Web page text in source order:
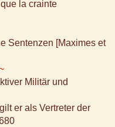
la crainte
Sentenzen [Maximes et
Militär und
er als Vertreter der